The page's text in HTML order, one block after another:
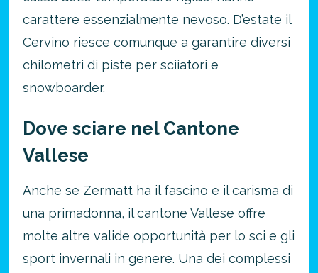
carattere essenzialmente nevoso. D’estate il
Cervino riesce comunque a garantire diversi
chilometri di piste per sciiatori e
snowboarder.
Dove sciare nel Cantone
Vallese
Anche se Zermatt ha il fascino e il carisma di
una primadonna, il cantone Vallese offre
molte altre valide opportunità per lo sci e gli
sport invernali in genere. Una dei complessi